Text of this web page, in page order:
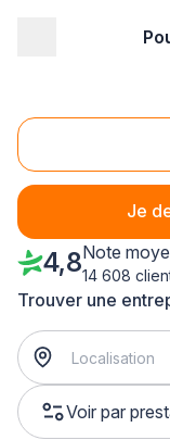
Je
Façade
Trouver une
Voir par
4,8Note
14 608